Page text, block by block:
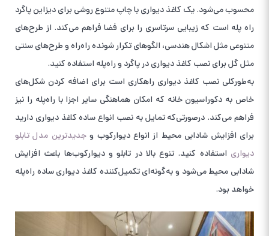
محسوب می‌شود. یک کاغذ دیواری با چاپ متنوع روشی برای دیزاین پاگرد
راه پله است که زیبایی سرتاسری را برای فضا فراهم می‌کند. از طرح‌های
متنوعی مثل اشکال هندسی، الگوهای تکرار شونده راه‌راه و طرح‌های سنتی
مثل گل برای نصب کاغذ دیواری در پاگرد و راه‌پله استفاده کنید.
به‌طورکلی نصب کاغذ دیواری راهکاری است برای اضافه کردن شکل‌های
خاص به دکوراسیون خانه که امکان هماهنگی سایر اجزا با راه‌پله را نیز
فراهم می‌کند. درصورتی‌که تمایل به نصب انواع ساده کاغذ دیواری دارید
برای افزایش شادابی محیط از انواع دیوارکوب وجدیدترین مدل تابلو
دیواری استفاده کنید. تنوع بالا در تابلو و دیوارکوب‌ها باعث افزایش
شادابی محیط می‌شود و به‌گونه‌ای تکمیل‌کننده کاغذ دیواری ساده راه‌پله
خواهد بود.